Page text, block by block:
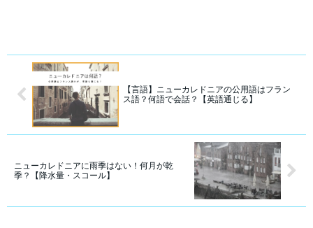
【言語】ニューカレドニアの公用語はフラン
ス語？何語で会話？【英語通じる】
ニューカレドニアに雨季はない！何月が乾
季？【降水量・スコール】